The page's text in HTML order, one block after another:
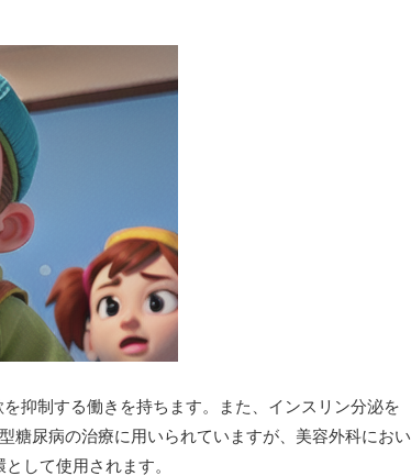
抑制する働きを持ちます。また、インスリン分泌を
糖尿病の治療に用いられていますが、美容外科におい
して使用されます。